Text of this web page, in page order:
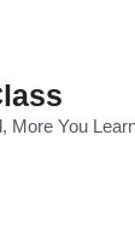
More You